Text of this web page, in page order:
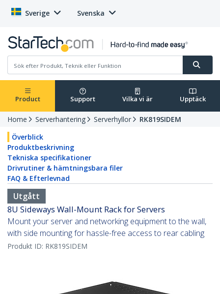
Sverige Svenska
Product Support Vilka vi är Upptäck
Home Serverhantering Serverhyllor
RK819SIDEM
Överblick
Produktbeskrivning
Tekniska specifikationer
Drivrutiner & hämtningsbara filer
FAQ & Efterlevnad
Utgått
8U Sideways Wall-Mount Rack for Servers
Mount your server and networking equipment to the wall,
with side mounting for hassle-free access to rear cabling
Produkt ID: RK819SIDEM